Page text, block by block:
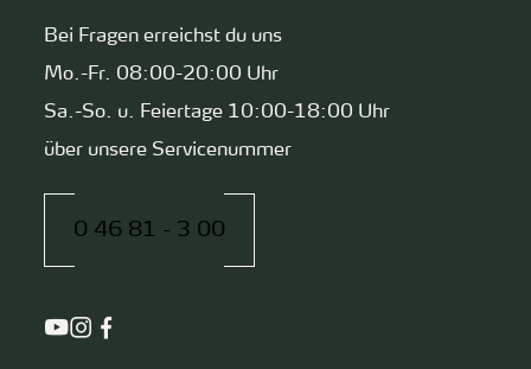
Bei Fragen erreichst du uns
Mo.-Fr. 08:00-20:00 Uhr
Sa.-So. u. Feiertage 10:00-18:00 Uhr
über unsere Servicenummer
0 46 81 - 3 00